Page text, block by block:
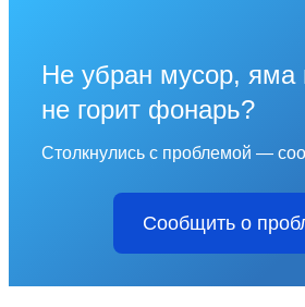
Не убран мусор, яма
не горит фонарь?
Столкнулись с проблемой —
Сообщить о